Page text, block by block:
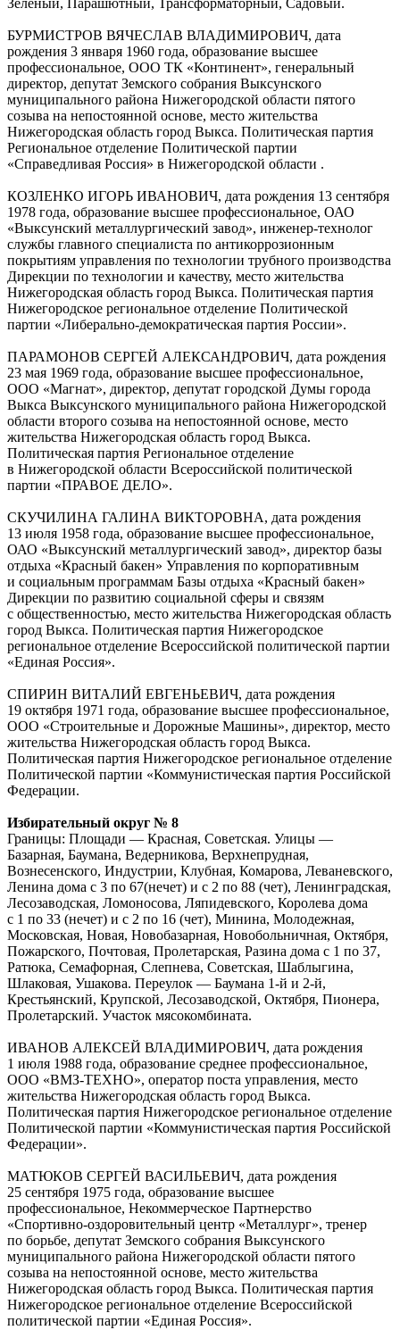
Зеленый, Парашютный, Трансформаторный, Садовый.
БУРМИСТРОВ ВЯЧЕСЛАВ ВЛАДИМИРОВИЧ, дата
рождения 3 января 1960 года, образование высшее
профессиональное, ООО ТК «Континент», генеральный
директор, депутат Земского собрания Выксунского
муниципального района Нижегородской области пятого
созыва на непостоянной основе, место жительства
Нижегородская область город Выкса. Политическая партия
Региональное отделение Политической партии
«Справедливая Россия» в Нижегородской области .
КОЗЛЕНКО ИГОРЬ ИВАНОВИЧ, дата рождения 13 сентября
1978 года, образование высшее профессиональное, ОАО
«Выксунский металлургический завод», инженер-технолог
службы главного специалиста по антикоррозионным
покрытиям управления по технологии трубного производства
Дирекции по технологии и качеству, место жительства
Нижегородская область город Выкса. Политическая партия
Нижегородское региональное отделение Политической
партии «Либерально-демократическая партия России».
ПАРАМОНОВ СЕРГЕЙ АЛЕКСАНДРОВИЧ, дата рождения
23 мая 1969 года, образование высшее профессиональное,
ООО «Магнат», директор, депутат городской Думы города
Выкса Выксунского муниципального района Нижегородской
области второго созыва на непостоянной основе, место
жительства Нижегородская область город Выкса.
Политическая партия Региональное отделение
в Нижегородской области Всероссийской политической
партии «ПРАВОЕ ДЕЛО».
СКУЧИЛИНА ГАЛИНА ВИКТОРОВНА, дата рождения
13 июля 1958 года, образование высшее профессиональное,
ОАО «Выксунский металлургический завод», директор базы
отдыха «Красный бакен» Управления по корпоративным
и социальным программам Базы отдыха «Красный бакен»
Дирекции по развитию социальной сферы и связям
с общественностью, место жительства Нижегородская область
город Выкса. Политическая партия Нижегородское
региональное отделение Всероссийской политической партии
«Единая Россия».
СПИРИН ВИТАЛИЙ ЕВГЕНЬЕВИЧ, дата рождения
19 октября 1971 года, образование высшее профессиональное,
ООО «Строительные и Дорожные Машины», директор, место
жительства Нижегородская область город Выкса.
Политическая партия Нижегородское региональное отделение
Политической партии «Коммунистическая партия Российской
Федерации.
Избирательный округ № 8
Границы: Площади — Красная, Советская. Улицы —
Базарная, Баумана, Ведерникова, Верхнепрудная,
Вознесенского, Индустрии, Клубная, Комарова, Леваневского,
Ленина дома с 3 по 67(нечет) и с 2 по 88 (чет), Ленинградская,
Лесозаводская, Ломоносова, Ляпидевского, Королева дома
с 1 по 33 (нечет) и с 2 по 16 (чет), Минина, Молодежная,
Московская, Новая, Новобазарная, Новобольничная, Октября,
Пожарского, Почтовая, Пролетарская, Разина дома с 1 по 37,
Ратюка, Семафорная, Слепнева, Советская, Шаблыгина,
Шлаковая, Ушакова. Переулок — Баумана 1-й и 2-й,
Крестьянский, Крупской, Лесозаводской, Октября, Пионера,
Пролетарский. Участок мясокомбината.
ИВАНОВ АЛЕКСЕЙ ВЛАДИМИРОВИЧ, дата рождения
1 июля 1988 года, образование среднее профессиональное,
ООО «ВМЗ-ТЕХНО», оператор поста управления, место
жительства Нижегородская область город Выкса.
Политическая партия Нижегородское региональное отделение
Политической партии «Коммунистическая партия Российской
Федерации».
МАТЮКОВ СЕРГЕЙ ВАСИЛЬЕВИЧ, дата рождения
25 сентября 1975 года, образование высшее
профессиональное, Некоммерческое Партнерство
«Спортивно-оздоровительный центр «Металлург», тренер
по борьбе, депутат Земского собрания Выксунского
муниципального района Нижегородской области пятого
созыва на непостоянной основе, место жительства
Нижегородская область город Выкса. Политическая партия
Нижегородское региональное отделение Всероссийской
политической партии «Единая Россия».